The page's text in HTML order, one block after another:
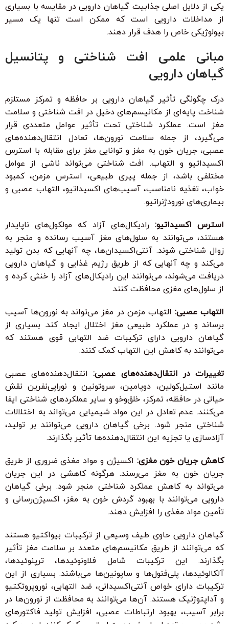
یکی از دلایل اصلی جذابیت گیاهان دارویی در مقایسه با بسیاری
از مداخلات دارویی است که ممکن است تنها یک مسیر
بیولوژیکی خاص را هدف قرار دهند.
مبانی علمی افت شناختی و پتانسیل
گیاهان دارویی
درک چگونگی تأثیر گیاهان دارویی بر حافظه و تمرکز مستلزم
شناخت پایه‌ای از مکانیسم‌های دخیل در افت شناختی و سلامت
مغز است. عملکرد شناختی تحت تأثیر عوامل متعددی قرار
می‌گیرد، از جمله سلامت نورون‌ها، تعادل انتقال‌دهنده‌های
عصبی، جریان خون به مغز و توانایی مغز برای مقابله با استرس
اکسیداتیو و التهاب. افت شناختی می‌تواند ناشی از عوامل
مختلفی باشد، از جمله پیری طبیعی، استرس مزمن، کمبود
خواب، تغذیه نامناسب، آسیب‌های اکسیداتیو، التهاب عصبی و
بیماری‌های نورودژنراتیو.
استرس اکسیداتیو: رادیکال‌های آزاد که مولکول‌های ناپایدار
هستند، می‌توانند به سلول‌های مغز آسیب رسانده و منجر به
زوال شناختی شوند. آنتی‌اکسیدان‌ها، چه آنهایی که بدن تولید
می‌کند و چه آنهایی که از طریق رژیم غذایی و گیاهان دارویی
دریافت می‌شوند، می‌توانند این رادیکال‌های آزاد را خنثی کرده و
از سلول‌های مغزی محافظت کنند.
التهاب عصبی: التهاب مزمن در مغز می‌تواند به نورون‌ها آسیب
برساند و در عملکرد طبیعی مغز اختلال ایجاد کند. بسیاری از
گیاهان دارویی دارای ترکیبات ضد التهابی قوی هستند که
می‌توانند به کاهش این التهاب کمک کنند.
تغییرات در انتقال‌دهنده‌های عصبی:انتقال‌دهنده‌های عصبی
مانند استیل‌کولین، دوپامین، سروتونین و نوراپی‌نفرین نقش
حیاتی در حافظه، تمرکز، خلق‌وخو و سایر عملکردهای شناختی ایفا
می‌کنند. عدم تعادل در این مواد شیمیایی می‌تواند به اختلالات
شناختی منجر شود. برخی گیاهان دارویی می‌توانند بر تولید،
آزادسازی یا تجزیه این انتقال‌دهنده‌ها تأثیر بگذارند.
کاهش جریان خون مغزی: اکسیژن و مواد مغذی ضروری از طریق
جریان خون به مغز می‌رسند. هرگونه کاهشی در این جریان
می‌تواند به کاهش عملکرد شناختی منجر شود. برخی گیاهان
دارویی می‌توانند با بهبود گردش خون به مغز، اکسیژن‌رسانی و
تأمین مواد مغذی را افزایش دهند.
گیاهان دارویی حاوی طیف وسیعی از ترکیبات بیواکتیو هستند
که می‌توانند از طریق مکانیسم‌های متعدد بر سلامت مغز تأثیر
بگذارند. این ترکیبات شامل فلاونوئیدها، ترپنوئیدها،
آلکالوئیدها، پلی‌فنول‌ها و ساپونین‌ها می‌باشند. بسیاری از این
ترکیبات دارای خواص آنتی‌اکسیدانی، ضد التهابی، نوروپروتکتیو
و آداپتوژنیک هستند. آن‌ها می‌توانند به محافظت از نورون‌ها در
برابر آسیب، بهبود ارتباطات عصبی، افزایش تولید فاکتورهای